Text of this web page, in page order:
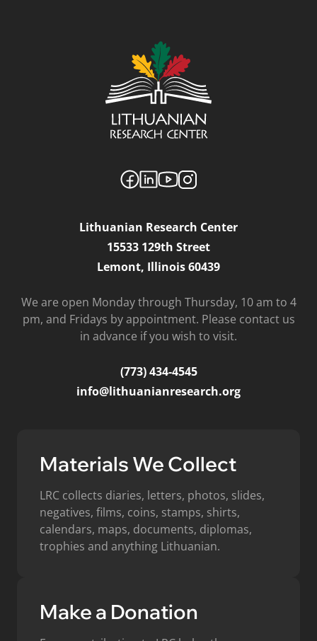
Lithuanian Research Center
15533 129th Street
Lemont, Illinois 60439
We are open Monday through Thursday, 10 am to 4
pm, and Fridays by appointment. Please contact us
in advance if you wish to visit.
(773) 434-4545
info@lithuanianresearch.org
Materials We Collect
LRC collects diaries, letters, photos, slides,
negatives, films, coins, stamps, shirts,
calendars, maps, documents, diplomas,
trophies and anything Lithuanian.
Make a Donation